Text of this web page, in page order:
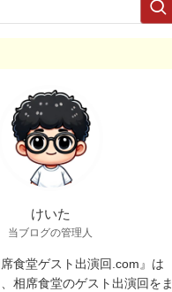
けいた
当ブログの管理人
食堂ゲスト出演回.com』は
相席食堂のゲスト出演回をま